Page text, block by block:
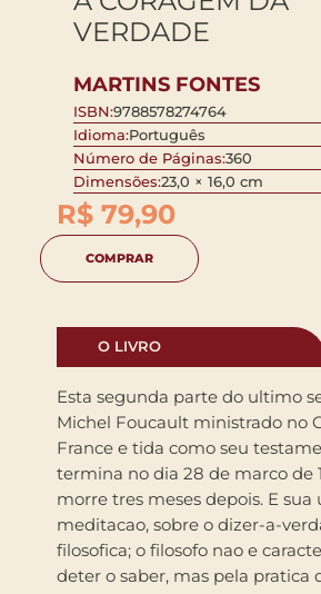
VERDADE
MARTINS FONTES
ISBN:9788578274764
Idioma:Português
Número de Páginas:360
Dimensões:23,0 × 16,0 cm
R$ 79,90
COMPRAR
O LIVRO
Esta segunda parte do ultimo
Michel Foucault ministrado no
France e tida como seu
termina no dia 28 de marco de
morre tres meses depois. E sua
meditacao, sobre o dizer-a-verdade e a pratica
filosofica; o filosofo nao e
deter o saber, mas pela pratica